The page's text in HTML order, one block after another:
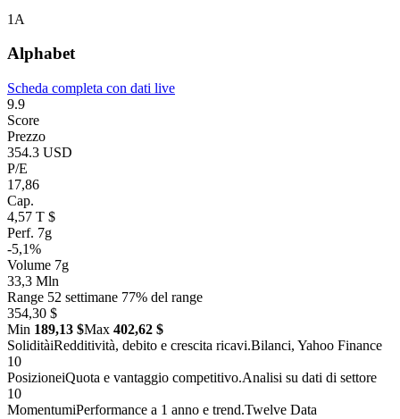
1 A
Alphabet
Scheda completa con dati live
9.9
Score
Prezzo
354.3 USD
P/E
17,86
Cap.
4,57 T $
Perf. 7g
-5,1%
Volume 7g
33,3 Mln
Range 52 settimane 77% del range
354,30 $
Min 189,13 $Max 402,62 $
SoliditàiRedditività, debito e crescita ricavi.Bilanci, Yahoo Finance
10
PosizioneiQuota e vantaggio competitivo.Analisi su dati di settore
10
MomentumiPerformance a 1 anno e trend.Twelve Data